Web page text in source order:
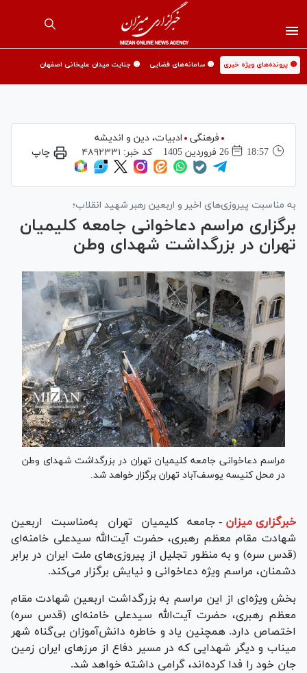
🟡 پرونده‌های ویژه خبری 🟡 سامانه‌های قضایی 🟡 جنایت میدان علیخانی اصفهان
فرهنگی
ادبیات، دین و اندیشه
18:57
26 فروردين 1405 کد خبر: ۴۸۹۲۳۳۱ چاپ
به مناسبت پیروزی‌های اخیر و اربعین رهبر شهید انقلاب؛
برگزاری مراسم دعاخوانی جامعه کلیمیان
تهران در بزرگداشت شهدای وطن
مراسم دعاخوانی جامعه کلیمیان تهران در بزرگداشت شهدای وطن
در محل کنیسه یوسف‌آباد تهران برگزار خواهد شد.
خبرگزاری میزان - جامعه کلیمیان تهران به‌مناسبت اربعین
شهادت مقام معظم رهبری، حضرت آیت‌الله سیدعلی خامنه‌ای
(قدس سره) و به منظور تجلیل از پیروزی‌های ملت ایران در برابر
دشمنان، مراسم ویژه دعاخوانی و نیایش برگزار می‌کند.
بخش ویژه‌ای از این مراسم به بزرگداشت اربعین شهادت مقام
معظم رهبری، حضرت آیت‌الله سیدعلی خامنه‌ای (قدس سره)
اختصاص دارد. همچنین یاد و خاطره دانش‌آموزان بی‌گناه شهر
میناب و دیگر شهدایی که در مسیر دفاع از مرز‌های ایران زمین
جان خود را فدا کرده‌اند، گرامی داشته خواهد شد.